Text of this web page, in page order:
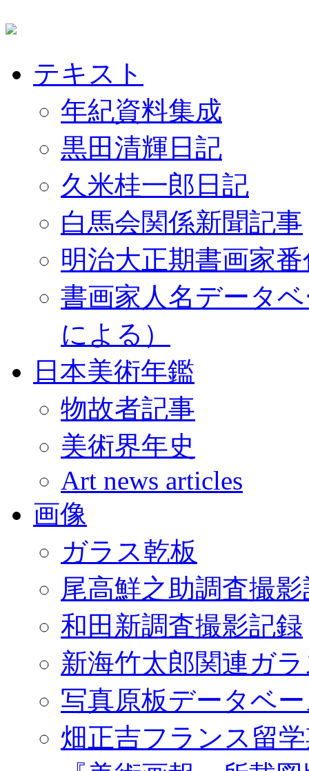
テキスト
年紀資料集成
黒田清輝日記
久米桂一郎日記
白馬会関係新聞記事
明治大正期書画家
書画家人名データ
による）
日本美術年鑑
物故者記事
美術界年史
Art news articles
画像
ガラス乾板
尾高鮮之助調査撮
和田新調査撮影記録
新海竹太郎関連ガ
写真原板データベ
畑正吉フランス留